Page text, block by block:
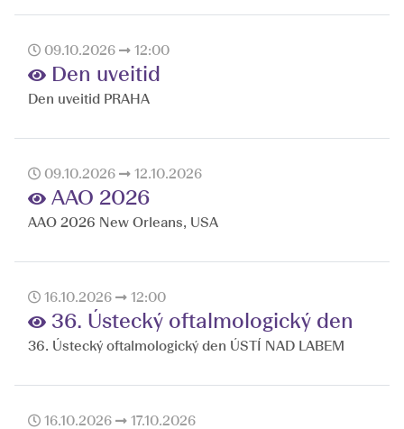
09.10.2026 12:00
Den uveitid
Den uveitid PRAHA
09.10.2026 12.10.2026
AAO 2026
AAO 2026 New Orleans, USA
16.10.2026 12:00
36. Ústecký oftalmologický den
36. Ústecký oftalmologický den ÚSTÍ NAD LABEM
16.10.2026 17.10.2026